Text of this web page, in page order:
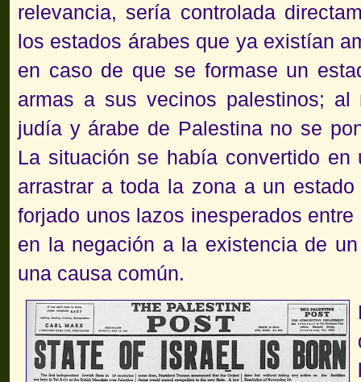
relevancia, sería controlada
los estados árabes que ya existían
en caso de que se formase un
armas a sus vecinos palestinos; al
judía y árabe de Palestina no se
La situación se había convertido
arrastrar a toda la zona a un
forjado unos lazos inesperados
en la negación a la existencia de
una causa común.